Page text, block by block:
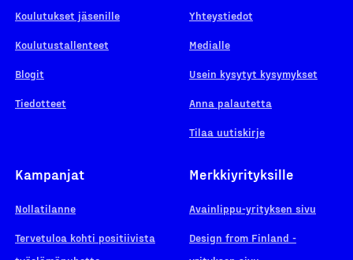
Koulutukset jäsenille
Koulutustallenteet
Blogit
Tiedotteet
Yhteystiedot
Medialle
Usein kysytyt kysymykset
Anna palautetta
Tilaa uutiskirje
Kampanjat
Nollatilanne
Tervetuloa kohti positiivista
Merkkiyrityksille
Avainlippu-yrityksen sivu
Design from Finland -